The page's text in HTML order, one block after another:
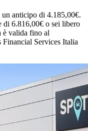
un anticipo di 4.185,00€.
di 6.816,00€ o sei libero
è valida fino al
Financial Services Italia